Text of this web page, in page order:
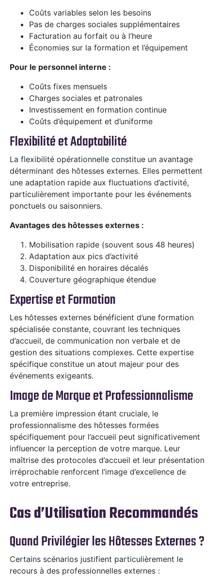
Coûts variables selon les besoins
Pas de charges sociales supplémentaires
Facturation au forfait ou à l’heure
Économies sur la formation et l’équipement
Pour le personnel interne :
Coûts fixes mensuels
Charges sociales et patronales
Investissement en formation continue
Coûts d’équipement et d’uniforme
Flexibilité et Adaptabilité
La flexibilité opérationnelle constitue un avantage
déterminant des hôtesses externes. Elles permettent
une adaptation rapide aux fluctuations d’activité,
particulièrement importante pour les événements
ponctuels ou saisonniers.
Avantages des hôtesses externes :
Mobilisation rapide (souvent sous 48 heures)
Adaptation aux pics d’activité
Disponibilité en horaires décalés
Couverture géographique étendue
Expertise et Formation
Les hôtesses externes bénéficient d’une formation
spécialisée constante, couvrant les techniques
d’accueil, de communication non verbale et de
gestion des situations complexes. Cette expertise
spécifique constitue un atout majeur pour des
événements exigeants.
Image de Marque et Professionnalisme
La première impression étant cruciale, le
professionnalisme des hôtesses formées
spécifiquement pour l’accueil peut significativement
influencer la perception de votre marque. Leur
maîtrise des protocoles d’accueil et leur présentation
irréprochable renforcent l’image d’excellence de
votre entreprise.
Cas d’Utilisation Recommandés
Quand Privilégier les Hôtesses Externes ?
Certains scénarios justifient particulièrement le
recours à des professionnelles externes :